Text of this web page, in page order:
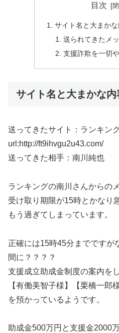
目次
サイト名と大まか
送られてきたメ
支援詐欺を一切
サイト名と大まかな内
送ってきたサイト：ランキン
url:http://ft9ihvgu2u43.com/
送ってきた相手：南川純也
ランキングの南川さんからの
受け取り期限が15時とかなり
もう過ぎてしまっています。
正確には15時45分までですが
間に？？？？
支援成立助成金制度の案内を
【有働美智子様】【栗橋一郎
を預かっているようです。
助成金500万円と支援金2000万